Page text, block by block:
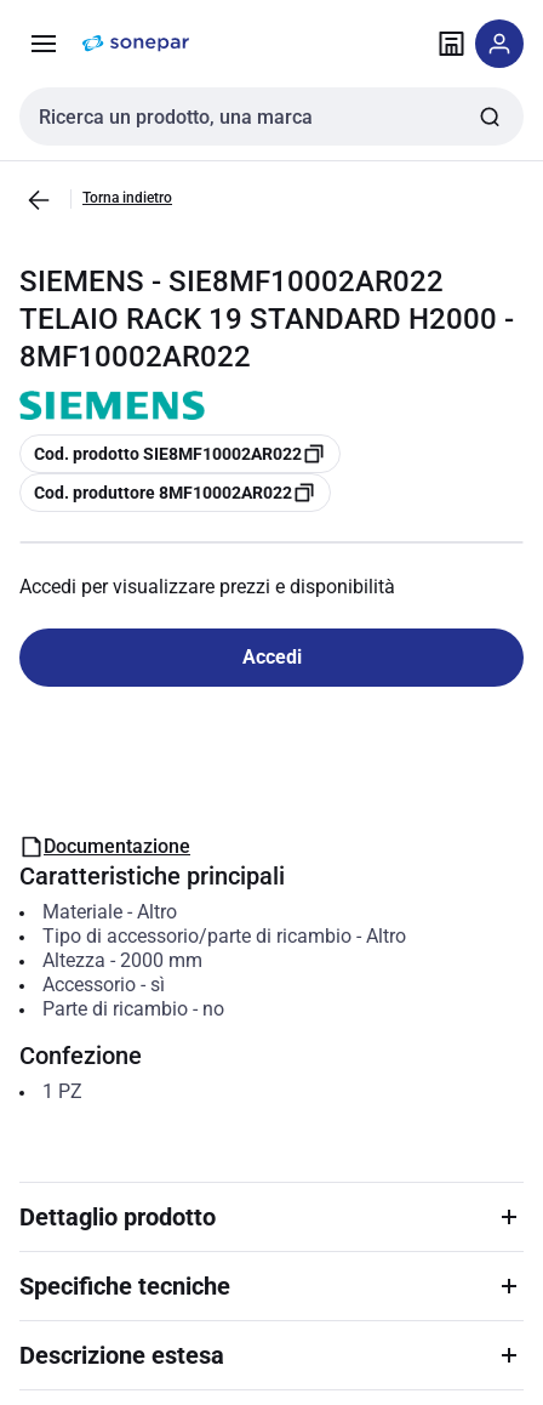
navigazione alla
Cerca input
Torna indietro
SIEMENS - SIE8MF10002AR022
TELAIO RACK 19 STANDARD H2000 -
8MF10002AR022
copia
Cod. prodotto SIE8MF10002AR022
copia
Cod. produttore 8MF10002AR022
Accedi per visualizzare prezzi e disponibilità
Accedi
Documentazione
Caratteristiche principali
Materiale- Altro
Tipo di accessorio/parte di ricambio- Altro
Altezza - 2000 mm
Accessorio- sì
Parte di ricambio- no
Confezione
1 PZ
Dettaglio prodotto
Specifiche tecniche
Descrizione estesa